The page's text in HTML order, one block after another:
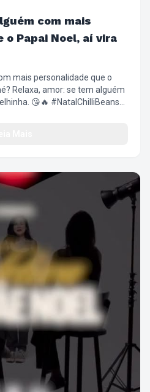
com mais
o Papai Noel, aí vira
mais personalidade que o
Relaxa, amor: se tem alguém